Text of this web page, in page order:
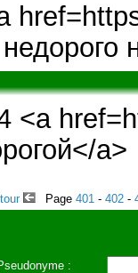
<a
a>
Page 401 - 402 -
: